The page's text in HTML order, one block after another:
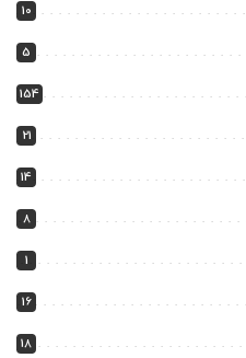
10
5
154
21
14
8
1
16
18